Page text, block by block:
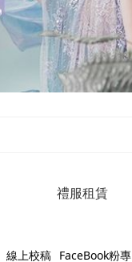
禮服租賃
線上校稿 FaceBook粉專